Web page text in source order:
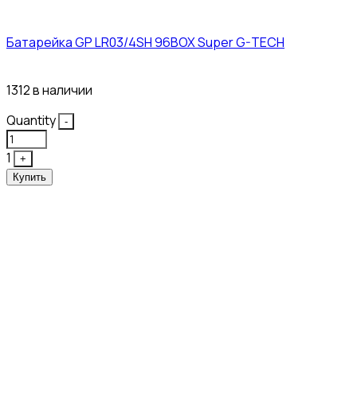
Батарейка GP LR03/4SH 96BOX Super G-TECH
1312 в наличии
Quantity
-
1
+
Купить